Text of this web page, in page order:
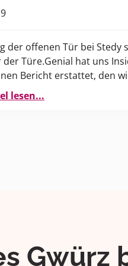
der offenen Tür bei Stedy
Türe.Genial hat uns
Bericht erstattet, den
lesen...
Gwürz